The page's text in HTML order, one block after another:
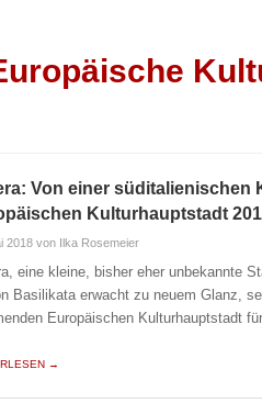
Von einer süditalienischen
Kulturhauptstadt
2018 von Ilka Rosemeier
eine kleine, bisher eher unbekannte
Basilikata erwacht zu neuem Glanz,
Europäischen Kulturhauptstadt
→